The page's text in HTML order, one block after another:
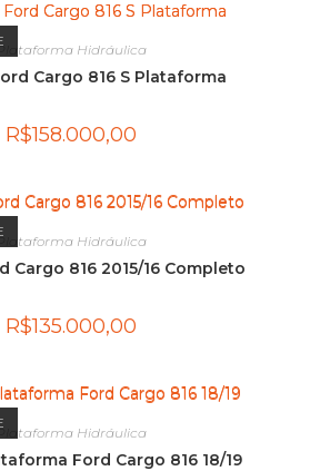
Hidráulica
Cargo 816 S Plataforma
R$158.000,00
Hidráulica
Cargo 816 2015/16 Completo
R$135.000,00
Hidráulica
Ford Cargo 816 18/19